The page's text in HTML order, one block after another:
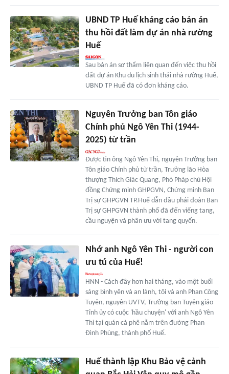
UBND TP Huế kháng cáo bản án
thu hồi đất làm dự án nhà rường
Huế
Sau bản án sơ thẩm liên quan đến việc thu hồi
đất dự án Khu du lịch sinh thái nhà rường Huế,
UBND TP Huế đã có đơn kháng cáo.
Nguyên Trưởng ban Tôn giáo
Chính phủ Ngô Yên Thi (1944-
2025) từ trần
Được tin ông Ngô Yên Thi, nguyên Trưởng ban
Tôn giáo Chính phủ từ trần, Trưởng lão Hòa
thượng Thích Giác Quang, Phó Pháp chủ Hội
đồng Chứng minh GHPGVN, Chứng minh Ban
Trị sự GHPGVN TP.Huế dẫn đầu phái đoàn Ban
Trị sự GHPGVN thành phố đã đến viếng tang,
cầu nguyện và phân ưu với tang quyến.
Nhớ anh Ngô Yên Thi - người con
ưu tú của Huế!
HNN - Cách đây hơn hai tháng, vào một buổi
sáng bình yên và an lành, tôi và anh Phan Công
Tuyên, nguyên UVTV, Trưởng ban Tuyên giáo
Tỉnh ủy có cuộc 'hầu chuyện' với anh Ngô Yên
Thi tại quán cà phê nằm trên đường Phan
Đình Phùng, thành phố Huế.
Huế thành lập Khu Bảo vệ cảnh